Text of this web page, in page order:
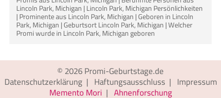
Lincoln Park, Michigan | Lincoln Park, Michigan Persönlichkeiten
| Prominente aus Lincoln Park, Michigan | Geboren in Lincoln
Park, Michigan | Geburtsort Lincoln Park, Michigan | Welcher
Promi wurde in Lincoln Park, Michigan geboren
© 2026Promi-Geburtstage.de
Datenschutzerklärung| Haftungsausschluss | Impressum
Memento Mori | Ahnenforschung